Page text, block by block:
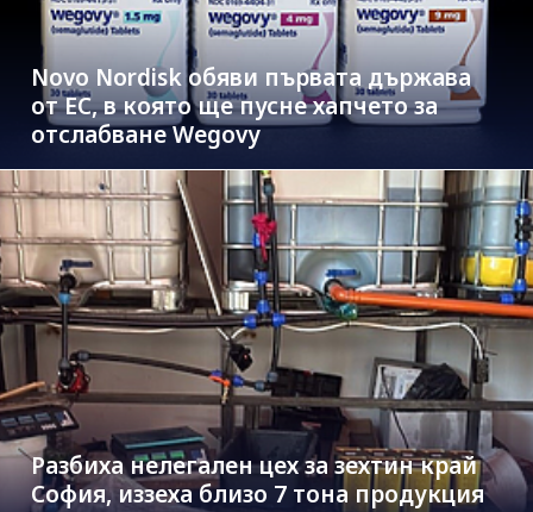
Novo Nordisk обяви първата държава
от ЕС, в която ще пусне хапчето за
отслабване Wegovy
Разбиха нелегален цех за зехтин край
София, иззеха близо 7 тона продукция